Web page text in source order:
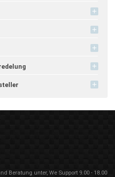
Beratung unter, We Support 9.00 - 18.00